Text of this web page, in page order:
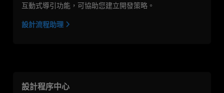
互動式導引功能，可協助您建立開發策略。
設計流程助理
設計程序中心